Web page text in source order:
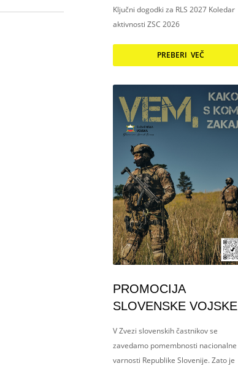
Ključni dogodki za RLS 2027 Koledar
aktivnosti ZSC 2026
PREBERI VEČ
PROMOCIJA
SLOVENSKE VOJSKE
V Zvezi slovenskih častnikov se
zavedamo pomembnosti nacionalne
varnosti Republike Slovenije. Zato je